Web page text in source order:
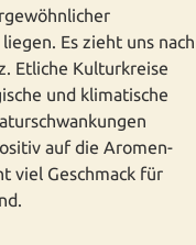
Es zieht uns nach
Etliche Kulturkreise
und klimatische
auf die Aromen-
viel Geschmack für